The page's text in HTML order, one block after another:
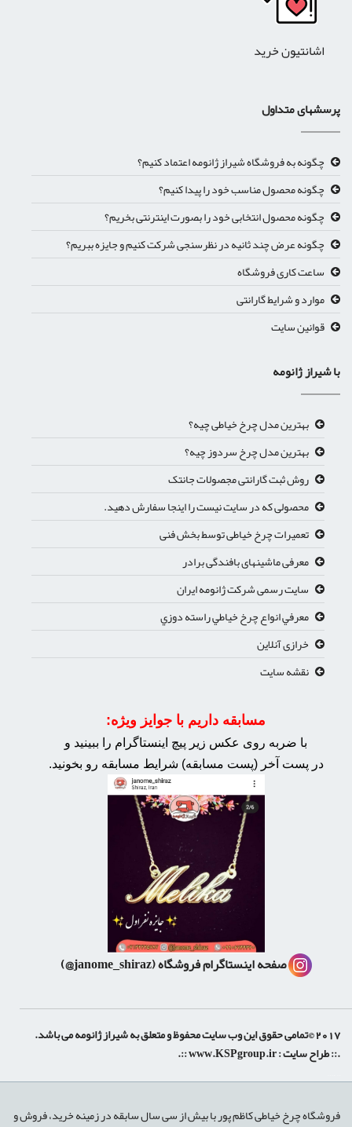
اشانتیون خرید
پرسشهای متداول
چگونه به فروشگاه شیراز ژانومه اعتماد کنیم؟
چگونه محصول مناسب خود را پیدا کنیم؟
چگونه محصول انتخابی خود را بصورت اینترنتی بخریم؟
چگونه عرض چند ثانیه در نظرسنجی شرکت کنیم و جایزه ببریم؟
ساعت کاری فروشگاه
موارد و شرایط گارانتی
قوانین سایت
با شیراز ژانومه
بهترین مدل چرخ خیاطی چیه؟
بهترین مدل چرخ سردوز چیه؟
روش ثبت گارانتی مجصولات جانتک
محصولی که در سایت نیست را اینجا سفارش دهید.
تعمیرات چرخ خیاطی توسط بخش فنی
معرفی ماشینهای بافندگی برادر
سایت رسمی شرکت ژانومه ایران
معرفي انواع چرخ خياطي راسته دوزي
خرازی آنلاین
نقشه سایت
مسابقه داریم با جوایز ویژه:
با ضربه روی عکس زیر پیچ اینستاگرام را ببینید و
در پست آخر (پست مسابقه) شرایط مسابقه رو بخونید.
صفحه اینستاگرام فروشگاه(janome_shiraz@)
2017 ©تمامی حقوق این وب سایت محفوظ و متعلق به شیراز ژانومه می باشد.
.:: طراح سایت :www.KSPgroup.ir
::.
فروشگاه چرخ خیاطی کاظم پور با بیش از سی سال سابقه در زمینه خرید، فروش و